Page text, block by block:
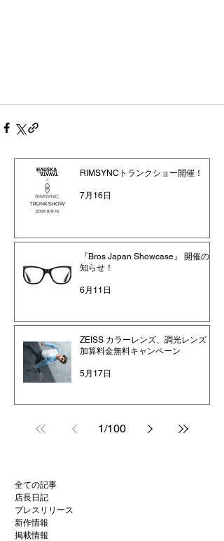
RIMSYNCトランクショー開催！
7月16日
『Bros Japan Showcase』 開催のお
知らせ！
6月11日
ZEISS カラーレンズ、調光レンズ
加算料金無料キャンペーン
5月17日
1/100
全ての記事
店長日記
プレスリリース
新作情報
掲載情報